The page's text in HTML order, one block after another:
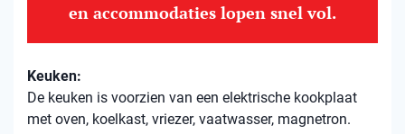
en accommodaties lopen snel vol.
Keuken:
De keuken is voorzien van een elektrische kookplaat
met oven, koelkast, vriezer, vaatwasser, magnetron.